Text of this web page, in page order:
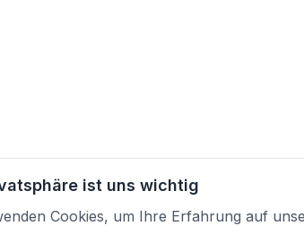
ist uns wichtig
Cookies, um Ihre Erfahrung auf